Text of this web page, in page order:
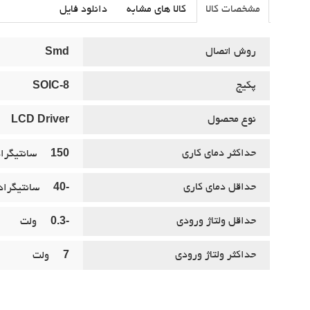
مشخصات کالا کالا های مشابه دانلود فایل
روش اتصال Smd
پکيج SOIC-8
نوع محصول LCD Driver
حداکثر دماي کاري 150
حداقل دماي کاري -40
حداقل ولتاژ ورودي -0.3 ولت
حداکثر ولتاژ ورودي 7 ولت